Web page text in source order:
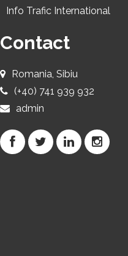
Info Trafic International
Contact
Romania, Sibiu
(+40) 741 939 932
admin